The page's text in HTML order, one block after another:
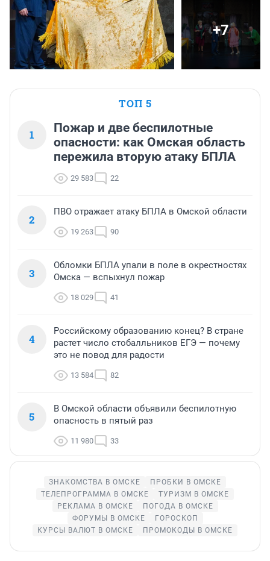
+7
ТОП 5
1
Пожар и две беспилотные
опасности: как Омская область
пережила вторую атаку БПЛА
29 583 22
2
ПВО отражает атаку БПЛА в Омской области
19 263 90
3
Обломки БПЛА упали в поле в окрестностях
Омска — вспыхнул пожар
18 029 41
4
Российскому образованию конец? В стране
растет число стобалльников ЕГЭ — почему
это не повод для радости
13 584 82
5
В Омской области объявили беспилотную
опасность в пятый раз
11 980 33
ЗНАКОМСТВА В ОМСКЕ
ПРОБКИ В ОМСКЕ
ТЕЛЕПРОГРАММА В ОМСКЕ
ТУРИЗМ В ОМСКЕ
РЕКЛАМА В ОМСКЕ
ПОГОДА В ОМСКЕ
ФОРУМЫ В ОМСКЕ
ГОРОСКОП
КУРСЫ ВАЛЮТ В ОМСКЕ
ПРОМОКОДЫ В ОМСКЕ